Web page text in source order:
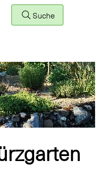
Suche